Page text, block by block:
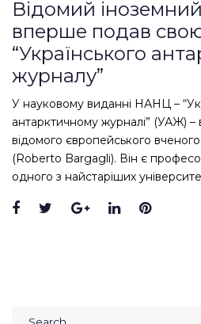
Відомий
вперше подав
“Українського
журналу”
У науковому виданні НАНЦ –
антарктичному журналі” (УАЖ)
відомого європейського
(Roberto Bargagli). Він є
одного з найстаріших
Facebook
TwitterGoogle+
LinkedIn
Search